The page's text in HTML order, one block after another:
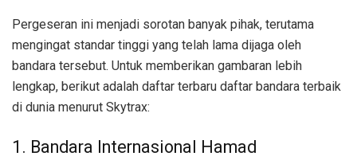
Pergeseran ini menjadi sorotan banyak pihak, terutama
mengingat standar tinggi yang telah lama dijaga oleh
bandara tersebut. Untuk memberikan gambaran lebih
lengkap, berikut adalah daftar terbaru daftar bandara terbaik
di dunia menurut Skytrax:
1. Bandara Internasional Hamad